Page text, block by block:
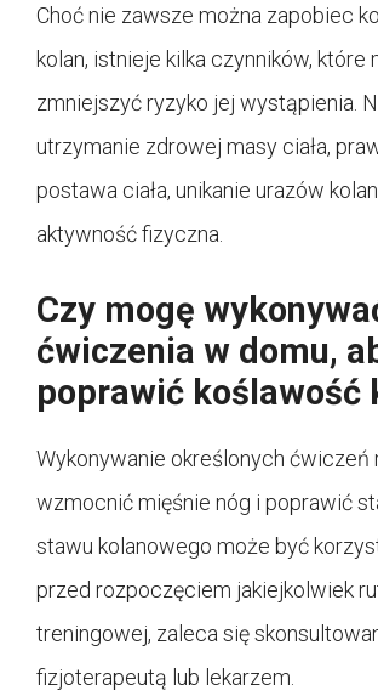
Choć nie zawsze można zapobiec
kolan, istnieje kilka czynników, które
zmniejszyć ryzyko jej wystąpienia.
utrzymanie zdrowej masy ciała,
postawa ciała, unikanie urazów
aktywność fizyczna.
Czy mogę
ćwiczenia w domu,
poprawić koślawość
Wykonywanie określonych ćwiczeń
wzmocnić mięśnie nóg i poprawić
stawu kolanowego może być
przed rozpoczęciem jakiejkolwiek
treningowej, zaleca się
fizjoterapeutą lub lekarzem.